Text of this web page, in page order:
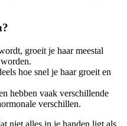
groeit je haar meestal
hoe snel je haar groeit en
hebben vaak verschillende
verschillen.
niet alles in je handen ligt als